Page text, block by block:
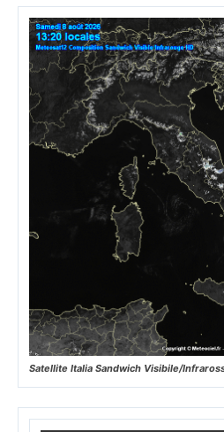
Satellite Italia Sandwich Visibile/